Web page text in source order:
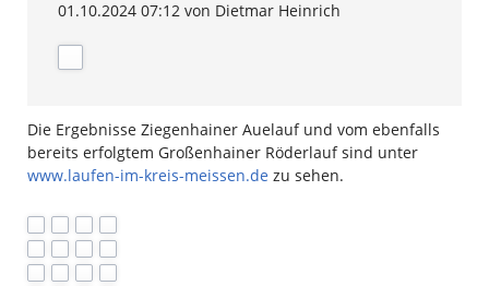
01.10.2024 07:12von Dietmar Heinrich
Die Ergebnisse Ziegenhainer Auelauf und vom ebenfalls
bereits erfolgtem Großenhainer Röderlauf sind unter
www.laufen-im-kreis-meissen.de zu sehen.